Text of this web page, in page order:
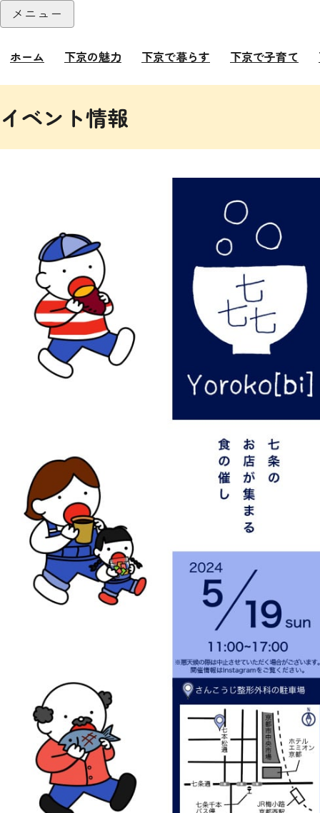
本文へ
メニュー
ホーム 下京の魅力 下京で暮らす 下京で子育て
イベント情報